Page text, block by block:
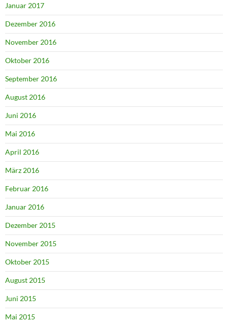
Januar 2017
Dezember 2016
November 2016
Oktober 2016
September 2016
August 2016
Juni 2016
Mai 2016
April 2016
März 2016
Februar 2016
Januar 2016
Dezember 2015
November 2015
Oktober 2015
August 2015
Juni 2015
Mai 2015